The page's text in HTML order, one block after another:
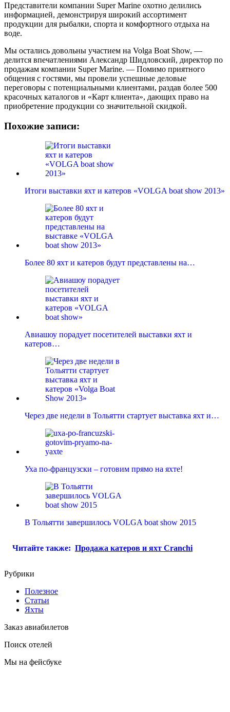
Представители компании Super Marine охотно делились
информацией, демонстрируя широкий ассортимент
продукции для рыбалки, спорта и комфортного отдыха на
воде.
Мы остались довольны участием на Volga Boat Show, —
делится впечатлениями Александр Шидловский, директор по
продажам компании Super Marine. — Помимо приятного
общения с гостями, мы провели успешные деловые
переговоры с потенциальными клиентами, раздав более 500
красочных каталогов и «Карт клиента», дающих право на
приобретение продукции со значительной скидкой.
Похожие записи:
Итоги выставки яхт и катеров «VOLGA boat show 2013»
Более 80 яхт и катеров будут представлены на…
Авиашоу порадует посетителей выставки яхт и
катеров…
Через две недели в Тольятти стартует выставка яхт и…
Уха по-французски – готовим прямо на яхте!
В Тольятти завершилось VOLGA boat show 2015
Читайте также: Продажа катеров и яхт Cranchi
Рубрики
Полезное
Статьи
Яхты
Заказ авиабилетов
Поиск отелей
Мы на фейсбуке